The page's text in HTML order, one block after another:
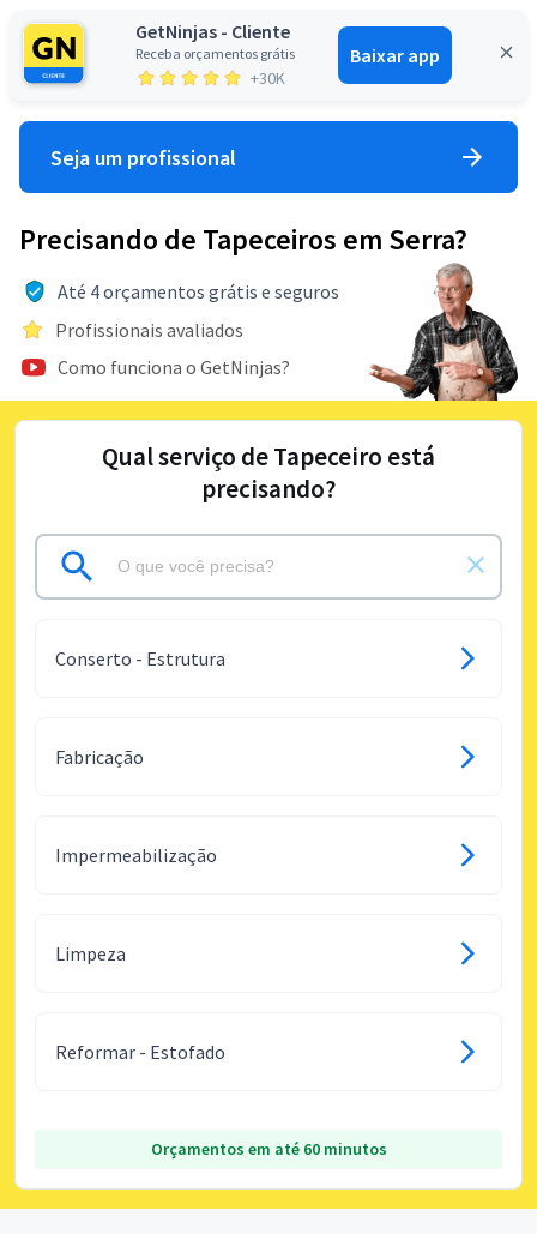
GetNinjas - Cliente
Receba orçamentos grátis
+30K
Baixar app
Entrar
Seja um profissional
Precisando de Tapeceiros em Serra?
Até 4 orçamentos grátis e seguros
Profissionais avaliados
Como funciona o GetNinjas?
Qual serviço de Tapeceiro está
precisando?
Conserto - Estrutura
Fabricação
Impermeabilização
Limpeza
Reformar - Estofado
Orçamentos em até 60 minutos